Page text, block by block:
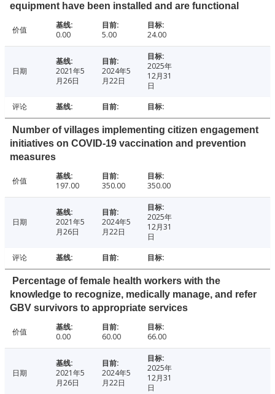
equipment have been installed and are functional
价值 0.00 5.00 24.00
日期
2021年5
月26日
2024年5
月22日
2025年
12月31
日
评论
Number of villages implementing citizen engagement
initiatives on COVID-19 vaccination and prevention
measures
价值 197.00 350.00 350.00
日期
2021年5
月26日
2024年5
月22日
2025年
12月31
日
评论
Percentage of female health workers with the
knowledge to recognize, medically manage, and refer
GBV survivors to appropriate services
价值 0.00 60.00 66.00
日期
2021年5
月26日
2024年5
月22日
2025年
12月31
日